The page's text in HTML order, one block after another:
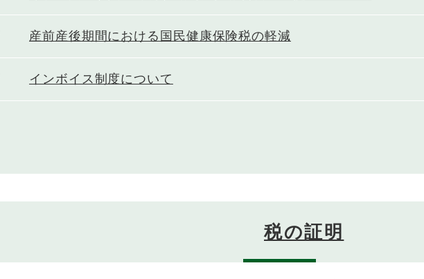
産前産後期間における国民健康保険税の軽減
インボイス制度について
税の証明